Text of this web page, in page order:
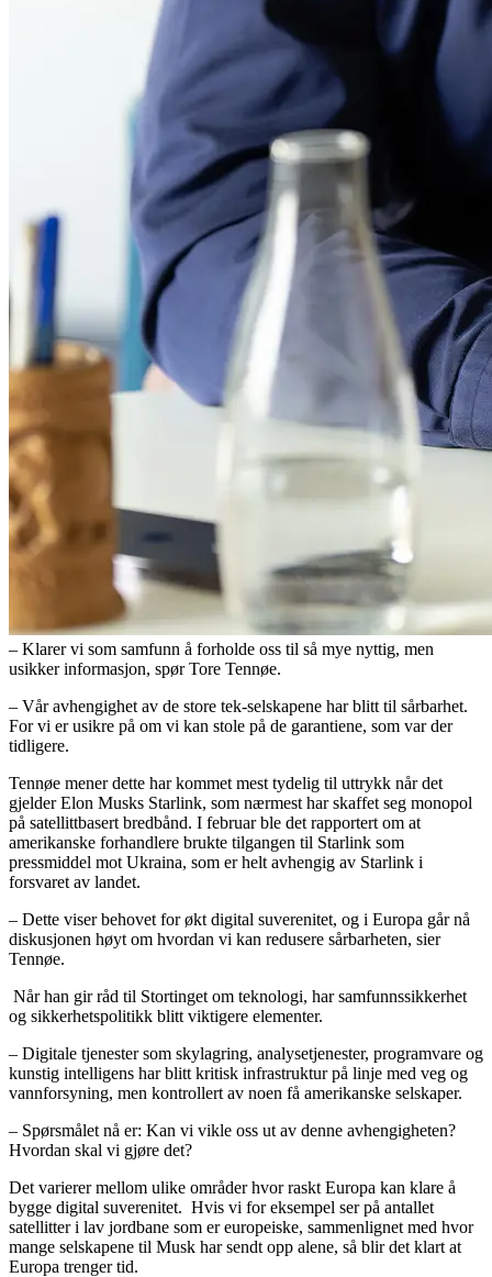
– Klarer vi som samfunn å forholde oss til så mye nyttig, men
usikker informasjon, spør Tore Tennøe.
– Vår avhengighet av de store tek-selskapene har blitt til sårbarhet.
For vi er usikre på om vi kan stole på de garantiene, som var der
tidligere.
Tennøe mener dette har kommet mest tydelig til uttrykk når det
gjelder Elon Musks Starlink, som nærmest har skaffet seg monopol
på satellittbasert bredbånd. I februar ble det rapportert om at
amerikanske forhandlere brukte tilgangen til Starlink som
pressmiddel mot Ukraina, som er helt avhengig av Starlink i
forsvaret av landet.
– Dette viser behovet for økt digital suverenitet, og i Europa går nå
diskusjonen høyt om hvordan vi kan redusere sårbarheten, sier
Tennøe.
Når han gir råd til Stortinget om teknologi, har samfunnssikkerhet
og sikkerhetspolitikk blitt viktigere elementer.
– Digitale tjenester som skylagring, analysetjenester, programvare og
kunstig intelligens har blitt kritisk infrastruktur på linje med veg og
vannforsyning, men kontrollert av noen få amerikanske selskaper.
– Spørsmålet nå er: Kan vi vikle oss ut av denne avhengigheten?
Hvordan skal vi gjøre det?
Det varierer mellom ulike områder hvor raskt Europa kan klare å
bygge digital suverenitet. Hvis vi for eksempel ser på antallet
satellitter i lav jordbane som er europeiske, sammenlignet med hvor
mange selskapene til Musk har sendt opp alene, så blir det klart at
Europa trenger tid.